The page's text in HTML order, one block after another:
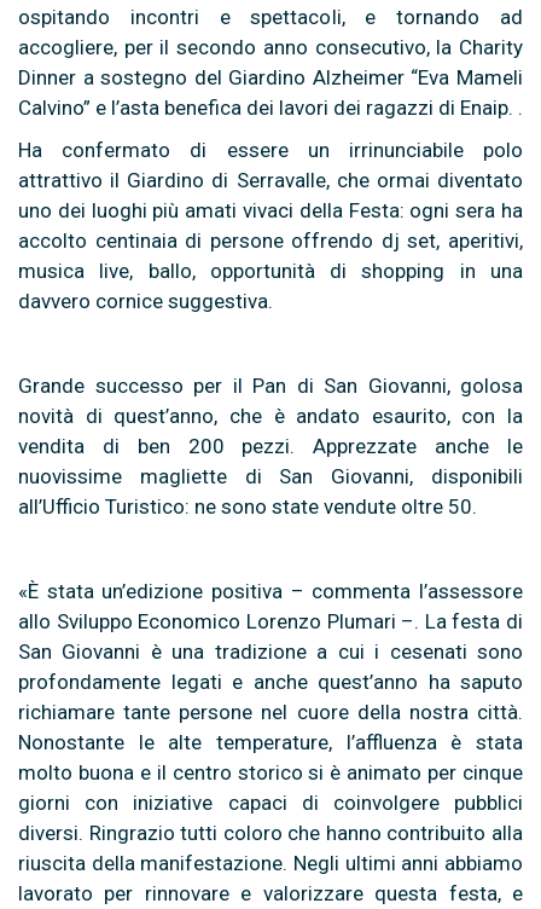
ospitando incontri e spettacoli, e tornando ad
accogliere, per il secondo anno consecutivo, la Charity
Dinner a sostegno del Giardino Alzheimer “Eva Mameli
Calvino” e l’asta benefica dei lavori dei ragazzi di Enaip. .
Ha confermato di essere un irrinunciabile polo
attrattivo il Giardino di Serravalle, che ormai diventato
uno dei luoghi più amati vivaci della Festa: ogni sera ha
accolto centinaia di persone offrendo dj set, aperitivi,
musica live, ballo, opportunità di shopping in una
davvero cornice suggestiva.
Grande successo per il Pan di San Giovanni, golosa
novità di quest’anno, che è andato esaurito, con la
vendita di ben 200 pezzi. Apprezzate anche le
nuovissime magliette di San Giovanni, disponibili
all’Ufficio Turistico: ne sono state vendute oltre 50.
«È stata un’edizione positiva – commenta l’assessore
allo Sviluppo Economico Lorenzo Plumari –. La festa di
San Giovanni è una tradizione a cui i cesenati sono
profondamente legati e anche quest’anno ha saputo
richiamare tante persone nel cuore della nostra città.
Nonostante le alte temperature, l’affluenza è stata
molto buona e il centro storico si è animato per cinque
giorni con iniziative capaci di coinvolgere pubblici
diversi. Ringrazio tutti coloro che hanno contribuito alla
riuscita della manifestazione. Negli ultimi anni abbiamo
lavorato per rinnovare e valorizzare questa festa, e